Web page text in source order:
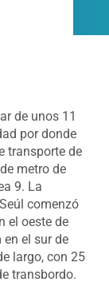
de unos 11
por donde
transporte de
metro de
9. La
comenzó
el oeste de
el sur de
largo, con 25
transbordo.